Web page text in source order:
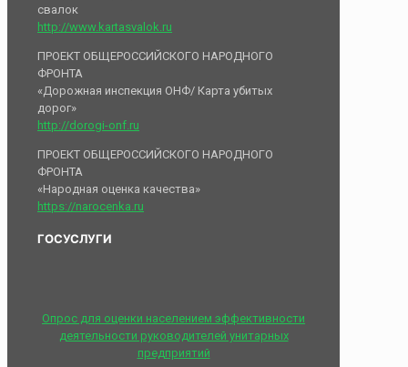
свалок
http://www.kartasvalok.ru
ПРОЕКТ ОБЩЕРОССИЙСКОГО НАРОДНОГО
ФРОНТА
«Дорожная инспекция ОНФ/ Карта убитых
дорог»
http://dorogi-onf.ru
ПРОЕКТ ОБЩЕРОССИЙСКОГО НАРОДНОГО
ФРОНТА
«Народная оценка качества»
https://narocenka.ru
ГОСУСЛУГИ
Опрос для оценки населением эффективности
деятельности руководителей унитарных
предприятий